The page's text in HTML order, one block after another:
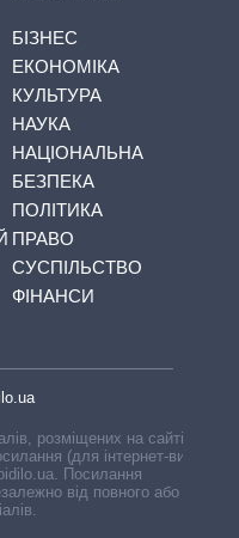
БІЗНЕС
ЕКОНОМІКА
КУЛЬТУРА
НАУКА
НАЦІОНАЛЬНА
БЕЗПЕКА
ПОЛІТИКА
ПРАВО
СУСПІЛЬСТВО
ФІНАНСИ
розміщених на сайті,
(для інтернет-видань
Посилання
від повного або